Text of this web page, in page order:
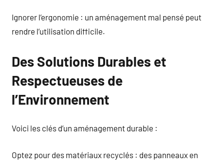
Ignorer l’ergonomie : un aménagement mal pensé peut
rendre l’utilisation difficile.
Des Solutions Durables et
Respectueuses de
l’Environnement
Voici les clés d’un aménagement durable :
Optez pour des matériaux recyclés : des panneaux en